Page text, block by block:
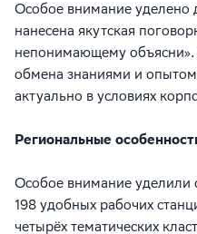
Особое внимание уделено
нанесена якутская
непонимающему
обмена знаниями и
актуально в условиях
Региональные
Особое внимание уделили
198 удобных рабочих
четырёх тематических